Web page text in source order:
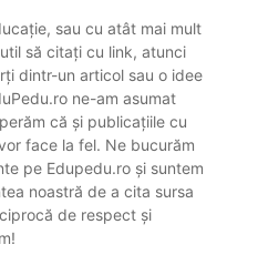
sau cu atât mai mult
să citați cu link, atunci
dintr-un articol sau o idee
ne-am asumat
că și publicațiile cu
face la fel. Ne bucurăm
pe Edupedu.ro și suntem
noastră de a cita sursa
de respect și